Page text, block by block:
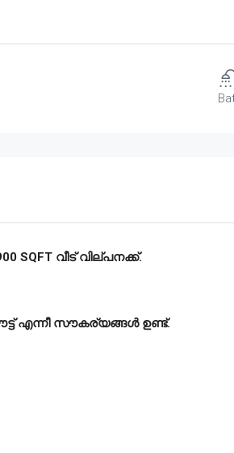
SQFT വീട് വില്പനക്ക്.
എന്നീ സൗകര്യങ്ങൾ ഉണ്ട്.